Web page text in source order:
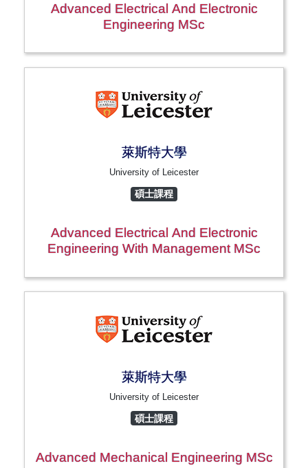
Advanced Electrical And Electronic
Engineering MSc
萊斯特大學
University of Leicester
碩士課程
Advanced Electrical And Electronic
Engineering With Management MSc
萊斯特大學
University of Leicester
碩士課程
Advanced Mechanical Engineering MSc